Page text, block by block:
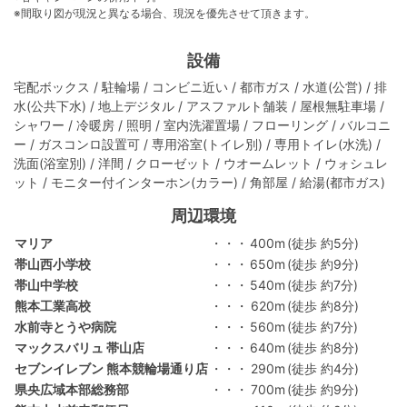
※間取り図が現況と異なる場合、現況を優先させて頂きます。
設備
宅配ボックス / 駐輪場 / コンビニ近い / 都市ガス / 水道(公営) / 排
水(公共下水) / 地上デジタル / アスファルト舗装 / 屋根無駐車場 /
シャワー / 冷暖房 / 照明 / 室内洗濯置場 / フローリング / バルコニ
ー / ガスコンロ設置可 / 専用浴室(トイレ別) / 専用トイレ(水洗) /
洗面(浴室別) / 洋間 / クローゼット / ウオームレット / ウォシュレ
ット / モニター付インターホン(カラー) / 角部屋 / 給湯(都市ガス)
周辺環境
マリア ・・・ 400m (徒歩 約5分)
帯山西小学校
・・・ 650m (徒歩 約9分)
帯山中学校
・・・ 540m (徒歩 約7分)
熊本工業高校
・・・ 620m (徒歩 約8分)
水前寺とうや病院
・・・ 560m (徒歩 約7分)
マックスバリュ 帯山店
・・・ 640m (徒歩 約8分)
セブンイレブン 熊本競輪場通り店 ・・・ 290m (徒歩 約4分)
県央広域本部総務部
・・・ 700m (徒歩 約9分)